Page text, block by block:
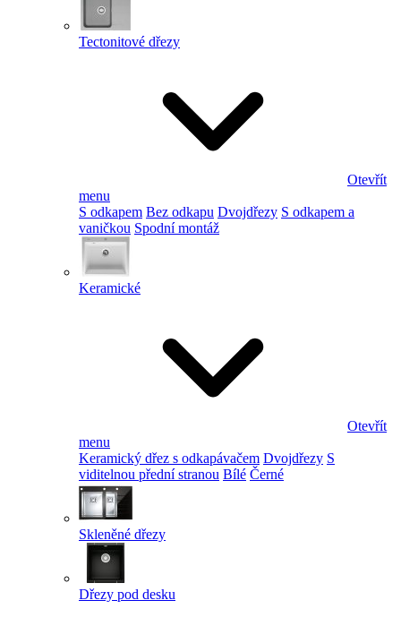
Tectonitové dřezy
Otevřít
menu
S odkapem Bez odkapu Dvojdřezy S odkapem a
vaničkou Spodní montáž
Keramické
Otevřít
menu
Keramický dřez s odkapávačem Dvojdřezy S
viditelnou přední stranou Bílé Černé
Skleněné dřezy
Dřezy pod desku